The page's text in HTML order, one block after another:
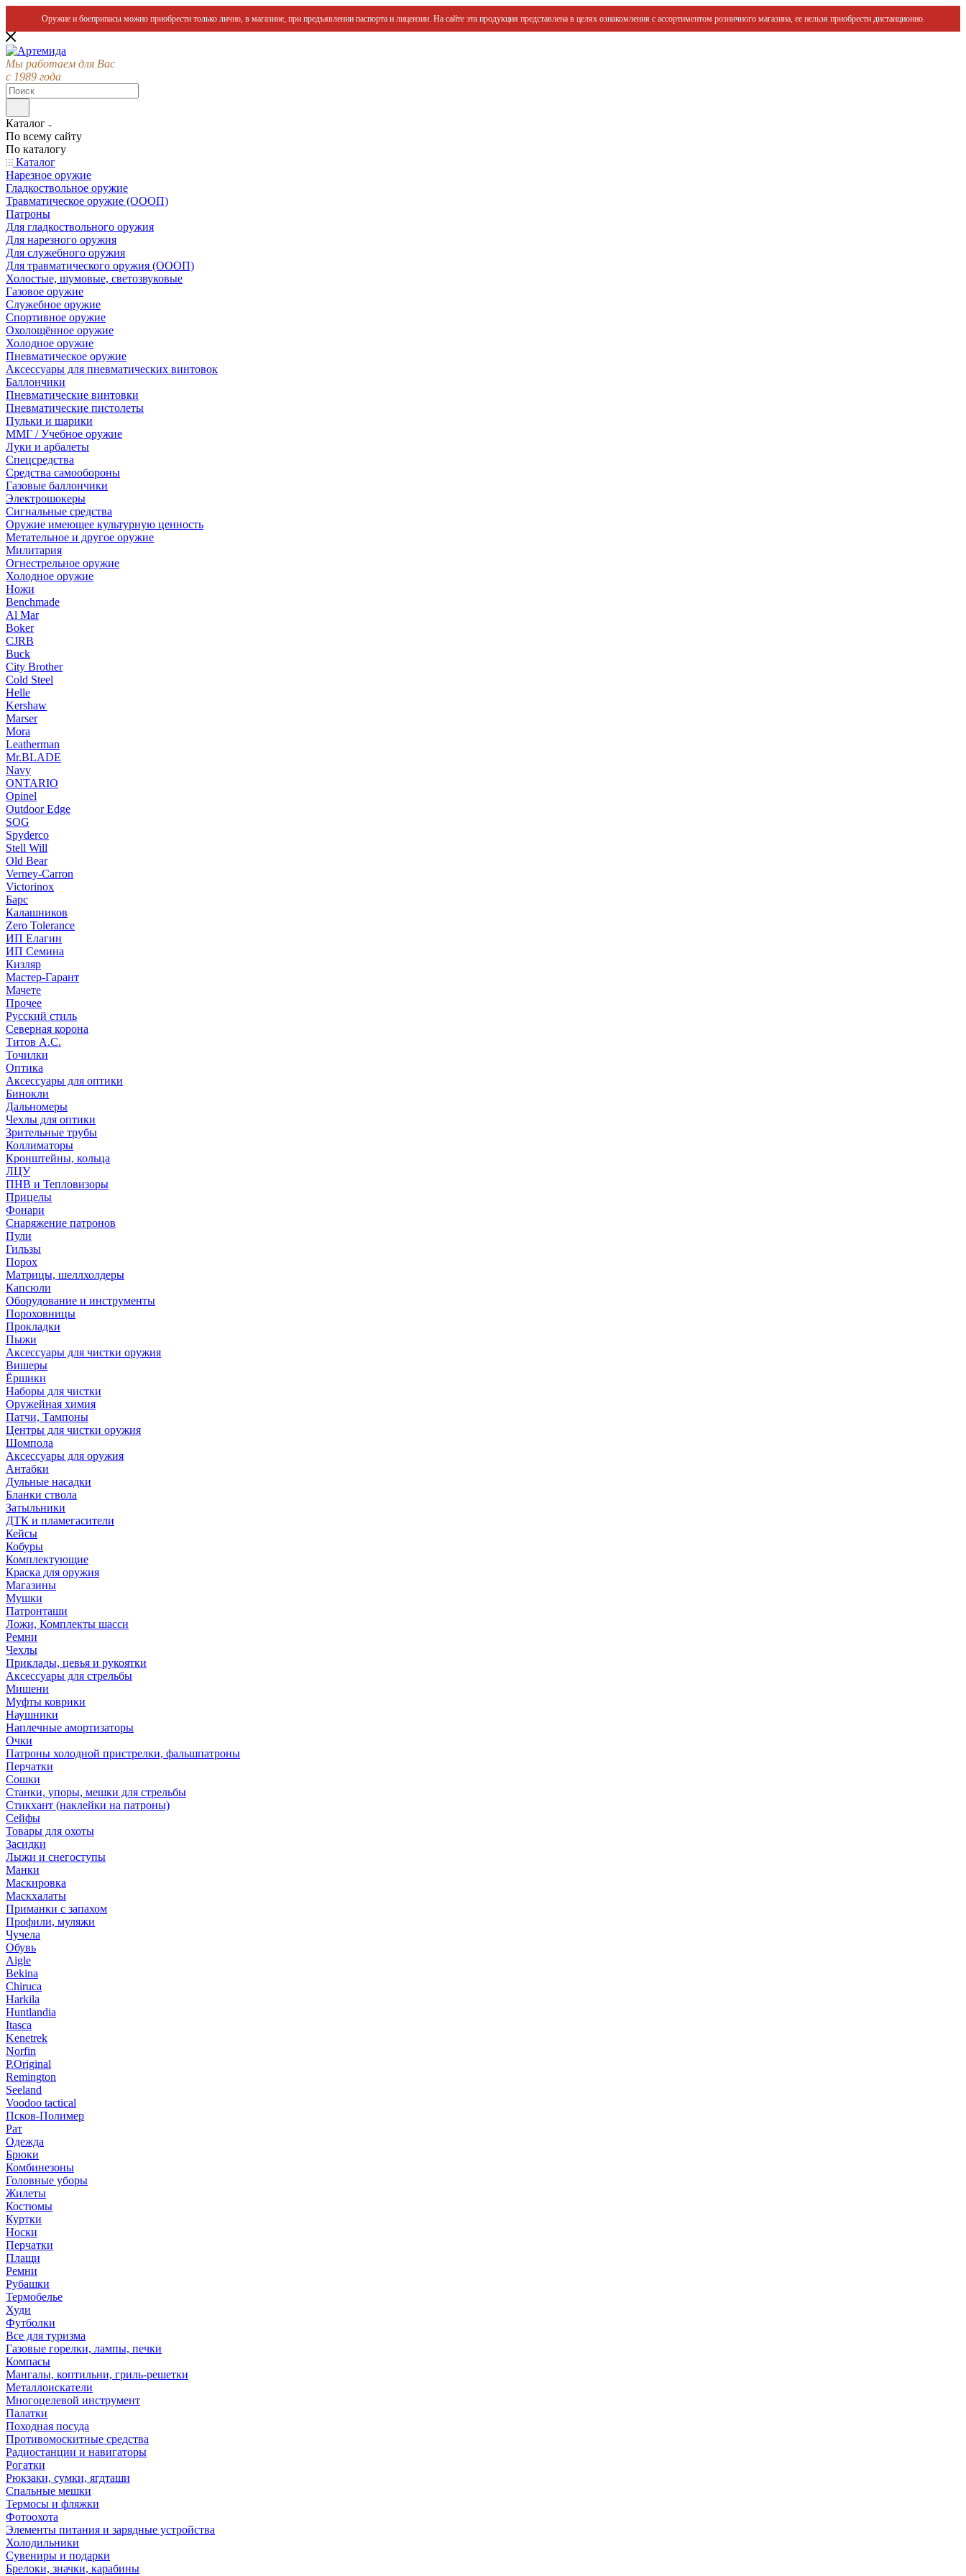
Оружие и боеприпасы можно приобрести только лично, в магазине, при предъявлении паспорта и лицензии. На сайте эта продукция представлена в целях ознакомления с ассортиментом розничного магазина, ее нельзя приобрести дистанционно.
Мы работаем для Вас
с 1989 года
Каталог
По всему сайту
По каталогу
Каталог
Нарезное оружие
Гладкоствольное оружие
Травматическое оружие (ОООП)
Патроны
Для гладкоствольного оружия
Для нарезного оружия
Для служебного оружия
Для травматического оружия (ОООП)
Холостые, шумовые, светозвуковые
Газовое оружие
Служебное оружие
Спортивное оружие
Охолощённое оружие
Холодное оружие
Пневматическое оружие
Аксессуары для пневматических винтовок
Баллончики
Пневматические винтовки
Пневматические пистолеты
Пульки и шарики
ММГ / Учебное оружие
Луки и арбалеты
Спецсредства
Средства самообороны
Газовые баллончики
Электрошокеры
Сигнальные средства
Оружие имеющее культурную ценность
Метательное и другое оружие
Милитария
Огнестрельное оружие
Холодное оружие
Ножи
Benchmade
Al Mar
Boker
CJRB
Buck
City Brother
Cold Steel
Helle
Kershaw
Marser
Mora
Leatherman
Mr.BLADE
Navy
ONTARIO
Opinel
Outdoor Edge
SOG
Spyderco
Stell Will
Old Bear
Verney-Carron
Victorinox
Барс
Калашников
Zero Tolerance
ИП Елагин
ИП Семина
Кизляр
Мастер-Гарант
Мачете
Прочее
Русский стиль
Северная корона
Титов А.С.
Точилки
Оптика
Аксессуары для оптики
Бинокли
Дальномеры
Чехлы для оптики
Зрительные трубы
Коллиматоры
Кронштейны, кольца
ЛЦУ
ПНВ и Тепловизоры
Прицелы
Фонари
Снаряжение патронов
Пули
Гильзы
Порох
Матрицы, шеллхолдеры
Капсюли
Оборудование и инструменты
Пороховницы
Прокладки
Пыжи
Аксессуары для чистки оружия
Вишеры
Ёршики
Наборы для чистки
Оружейная химия
Патчи, Тампоны
Центры для чистки оружия
Шомпола
Аксессуары для оружия
Антабки
Дульные насадки
Бланки ствола
Затыльники
ДТК и пламегасители
Кейсы
Кобуры
Комплектующие
Краска для оружия
Магазины
Мушки
Патронташи
Ложи, Комплекты шасси
Ремни
Чехлы
Приклады, цевья и рукоятки
Аксессуары для стрельбы
Мишени
Муфты коврики
Наушники
Наплечные амортизаторы
Очки
Патроны холодной пристрелки, фальшпатроны
Перчатки
Сошки
Станки, упоры, мешки для стрельбы
Стикхант (наклейки на патроны)
Сейфы
Товары для охоты
Засидки
Лыжи и снегоступы
Манки
Маскировка
Маскхалаты
Приманки с запахом
Профили, муляжи
Чучела
Обувь
Aigle
Bekina
Chiruсa
Harkila
Huntlandia
Itasca
Kenetrek
Norfin
P.Original
Remington
Seeland
Voodoo tactical
Псков-Полимер
Рат
Одежда
Брюки
Комбинезоны
Головные уборы
Жилеты
Костюмы
Куртки
Носки
Перчатки
Плащи
Ремни
Рубашки
Термобелье
Худи
Футболки
Все для туризма
Газовые горелки, лампы, печки
Компасы
Мангалы, коптильни, гриль-решетки
Металлоискатели
Многоцелевой инструмент
Палатки
Походная посуда
Противомоскитные средства
Радиостанции и навигаторы
Рогатки
Рюкзаки, сумки, ягдташи
Спальные мешки
Термосы и фляжки
Фотоохота
Элементы питания и зарядные устройства
Холодильники
Сувениры и подарки
Брелоки, значки, карабины